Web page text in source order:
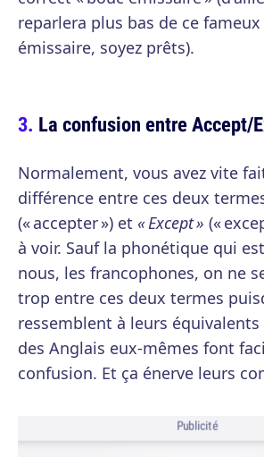
reparlera plus bas de ce
émissaire, soyez prêts).
La confusion entre Accept/
Normalement, vous avez vite
différence entre ces deux
(« accepter ») et « Except » («
à voir. Sauf la phonétique qui
nous, les francophones, on ne
trop entre ces deux termes
ressemblent à leurs
des Anglais eux-mêmes font
confusion. Et ça énerve leurs
Publicité